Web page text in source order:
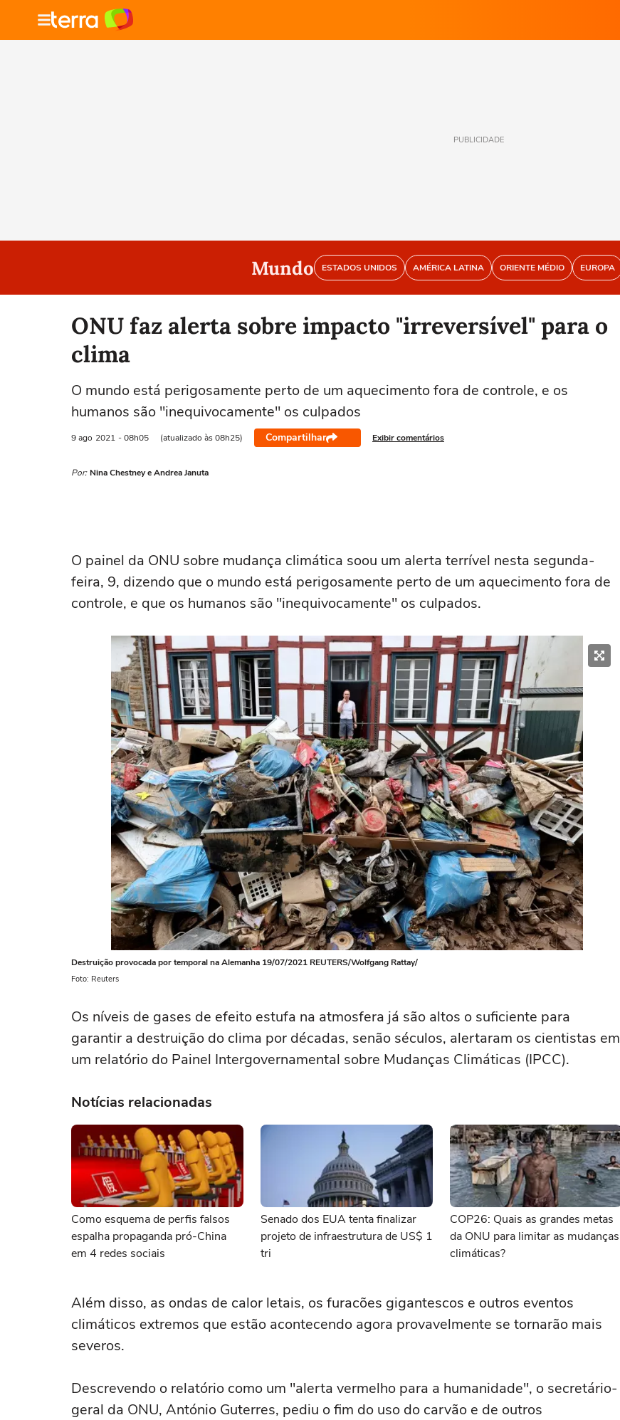
PUBLICIDADE
Mundo ESTADOS UNIDOS AMÉRICA LATINA ORIENTE MÉDIO EUROPA
ONU faz alerta sobre impacto "irreversível" para o
clima
O mundo está perigosamente perto de um aquecimento fora de controle, e os
humanos são "inequivocamente" os culpados
9 ago 2021 - 08h05 (atualizado às 08h25) Compartilhar Exibir comentários
Por: Nina Chestney e Andrea Januta
O painel da ONU sobre mudança climática soou um alerta terrível nesta segunda-
feira, 9, dizendo que o mundo está perigosamente perto de um aquecimento fora de
controle, e que os humanos são "inequivocamente" os culpados.
Destruição provocada por temporal na Alemanha 19/07/2021 REUTERS/Wolfgang Rattay/
Foto: Reuters
Os níveis de gases de efeito estufa na atmosfera já são altos o suficiente para
garantir a destruição do clima por décadas, senão séculos, alertaram os cientistas em
um relatório do Painel Intergovernamental sobre Mudanças Climáticas (IPCC).
Notícias relacionadas
Como esquema de perfis falsos
espalha propaganda pró-China
em 4 redes sociais
Senado dos EUA tenta finalizar
projeto de infraestrutura de US$ 1
tri
COP26: Quais as grandes metas
da ONU para limitar as mudanças
climáticas?
Além disso, as ondas de calor letais, os furacões gigantescos e outros eventos
climáticos extremos que estão acontecendo agora provavelmente se tornarão mais
severos.
Descrevendo o relatório como um "alerta vermelho para a humanidade", o secretário-
geral da ONU, António Guterres, pediu o fim do uso do carvão e de outros